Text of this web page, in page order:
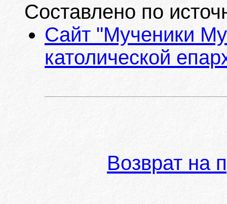
Составлено по
Сайт "Мученики
католической
Возврат на